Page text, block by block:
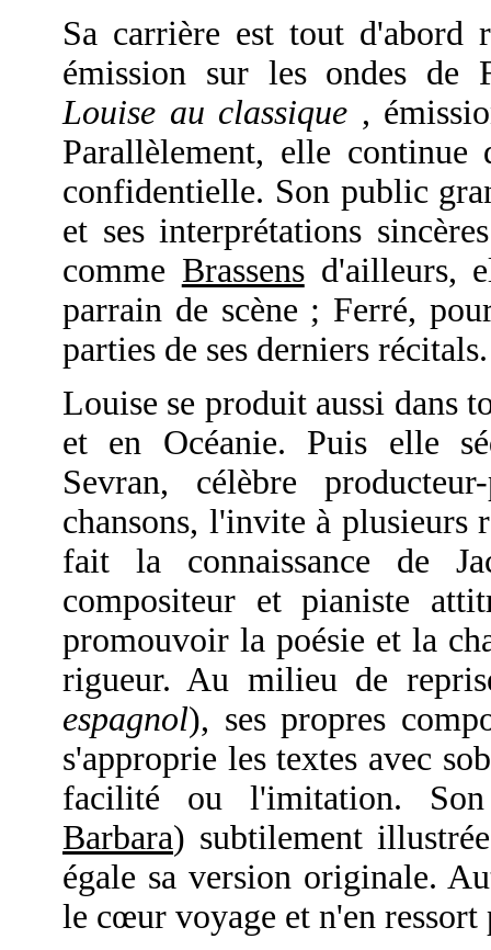
Sa carrière est tout d'abord
émission sur les ondes de
Louise au classique ,
Parallèlement, elle
confidentielle. Son public
et ses interprétations
comme Brassensd'ailleurs,
parrain de scène ; Ferré,
parties de ses derniers récitals.
Louise se produit aussi dans
et en Océanie. Puis elle
Sevran, célèbre
chansons, l'invite à plusieurs
fait la connaissance de
compositeur et pianiste
promouvoir la poésie et la
rigueur. Au milieu de
espagnol), ses propres
s'approprie les textes avec
facilité ou l'imitation.
Barbara) subtilement
égale sa version originale.
le cœur voyage et n'en ressort